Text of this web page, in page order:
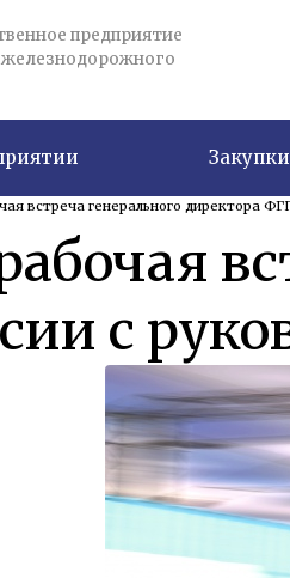
предприятие
железнодорожного
Закупки
встреча генерального
с